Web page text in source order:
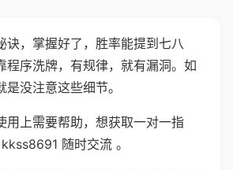
诀，掌握好了，胜率能提到七八
程序洗牌，有规律，就有漏洞。如
没注意这些细节。
用上需要帮助，想获取一对一指
随时交流 。